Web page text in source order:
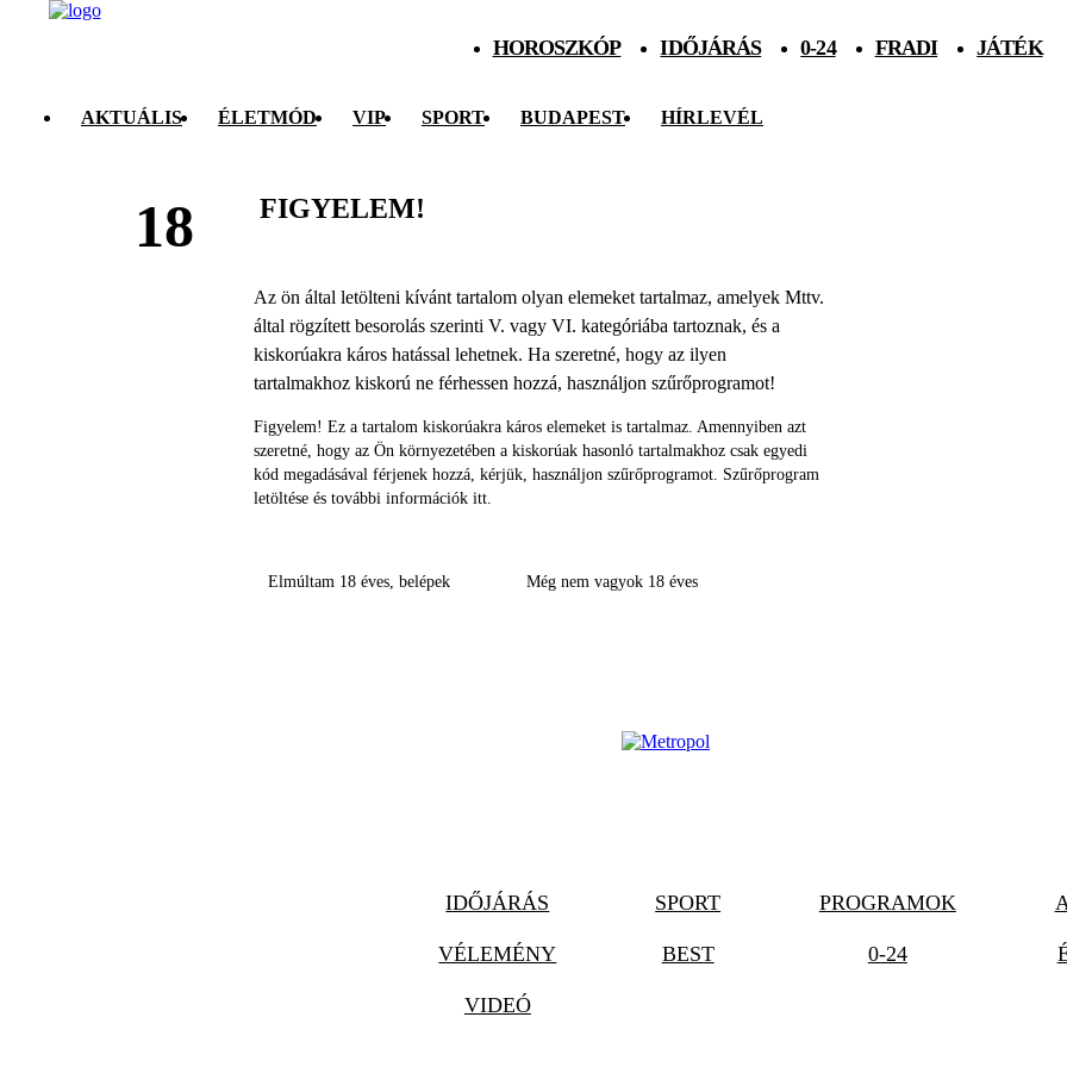
HOROSZKÓP IDŐJÁRÁS 0-24 FRADI JÁTÉK
AKTUÁLIS ÉLETMÓD VIP SPORT BUDAPEST HÍRLEVÉL
18 FIGYELEM!
Az ön által letölteni kívánt tartalom olyan elemeket tartalmaz, amelyek Mttv.
által rögzített besorolás szerinti V. vagy VI. kategóriába tartoznak, és a
kiskorúakra káros hatással lehetnek. Ha szeretné, hogy az ilyen
tartalmakhoz kiskorú ne férhessen hozzá, használjon szűrőprogramot!
Figyelem! Ez a tartalom kiskorúakra káros elemeket is tartalmaz. Amennyiben azt
szeretné, hogy az Ön környezetében a kiskorúak hasonló tartalmakhoz csak egyedi
kód megadásával férjenek hozzá, kérjük, használjon szűrőprogramot. Szűrőprogram
letöltése és további információk itt.
Elmúltam 18 éves, belépek Még nem vagyok 18 éves
IDŐJÁRÁS SPORT PROGRAMOK
VÉLEMÉNY BEST 0-24
VIDEÓ